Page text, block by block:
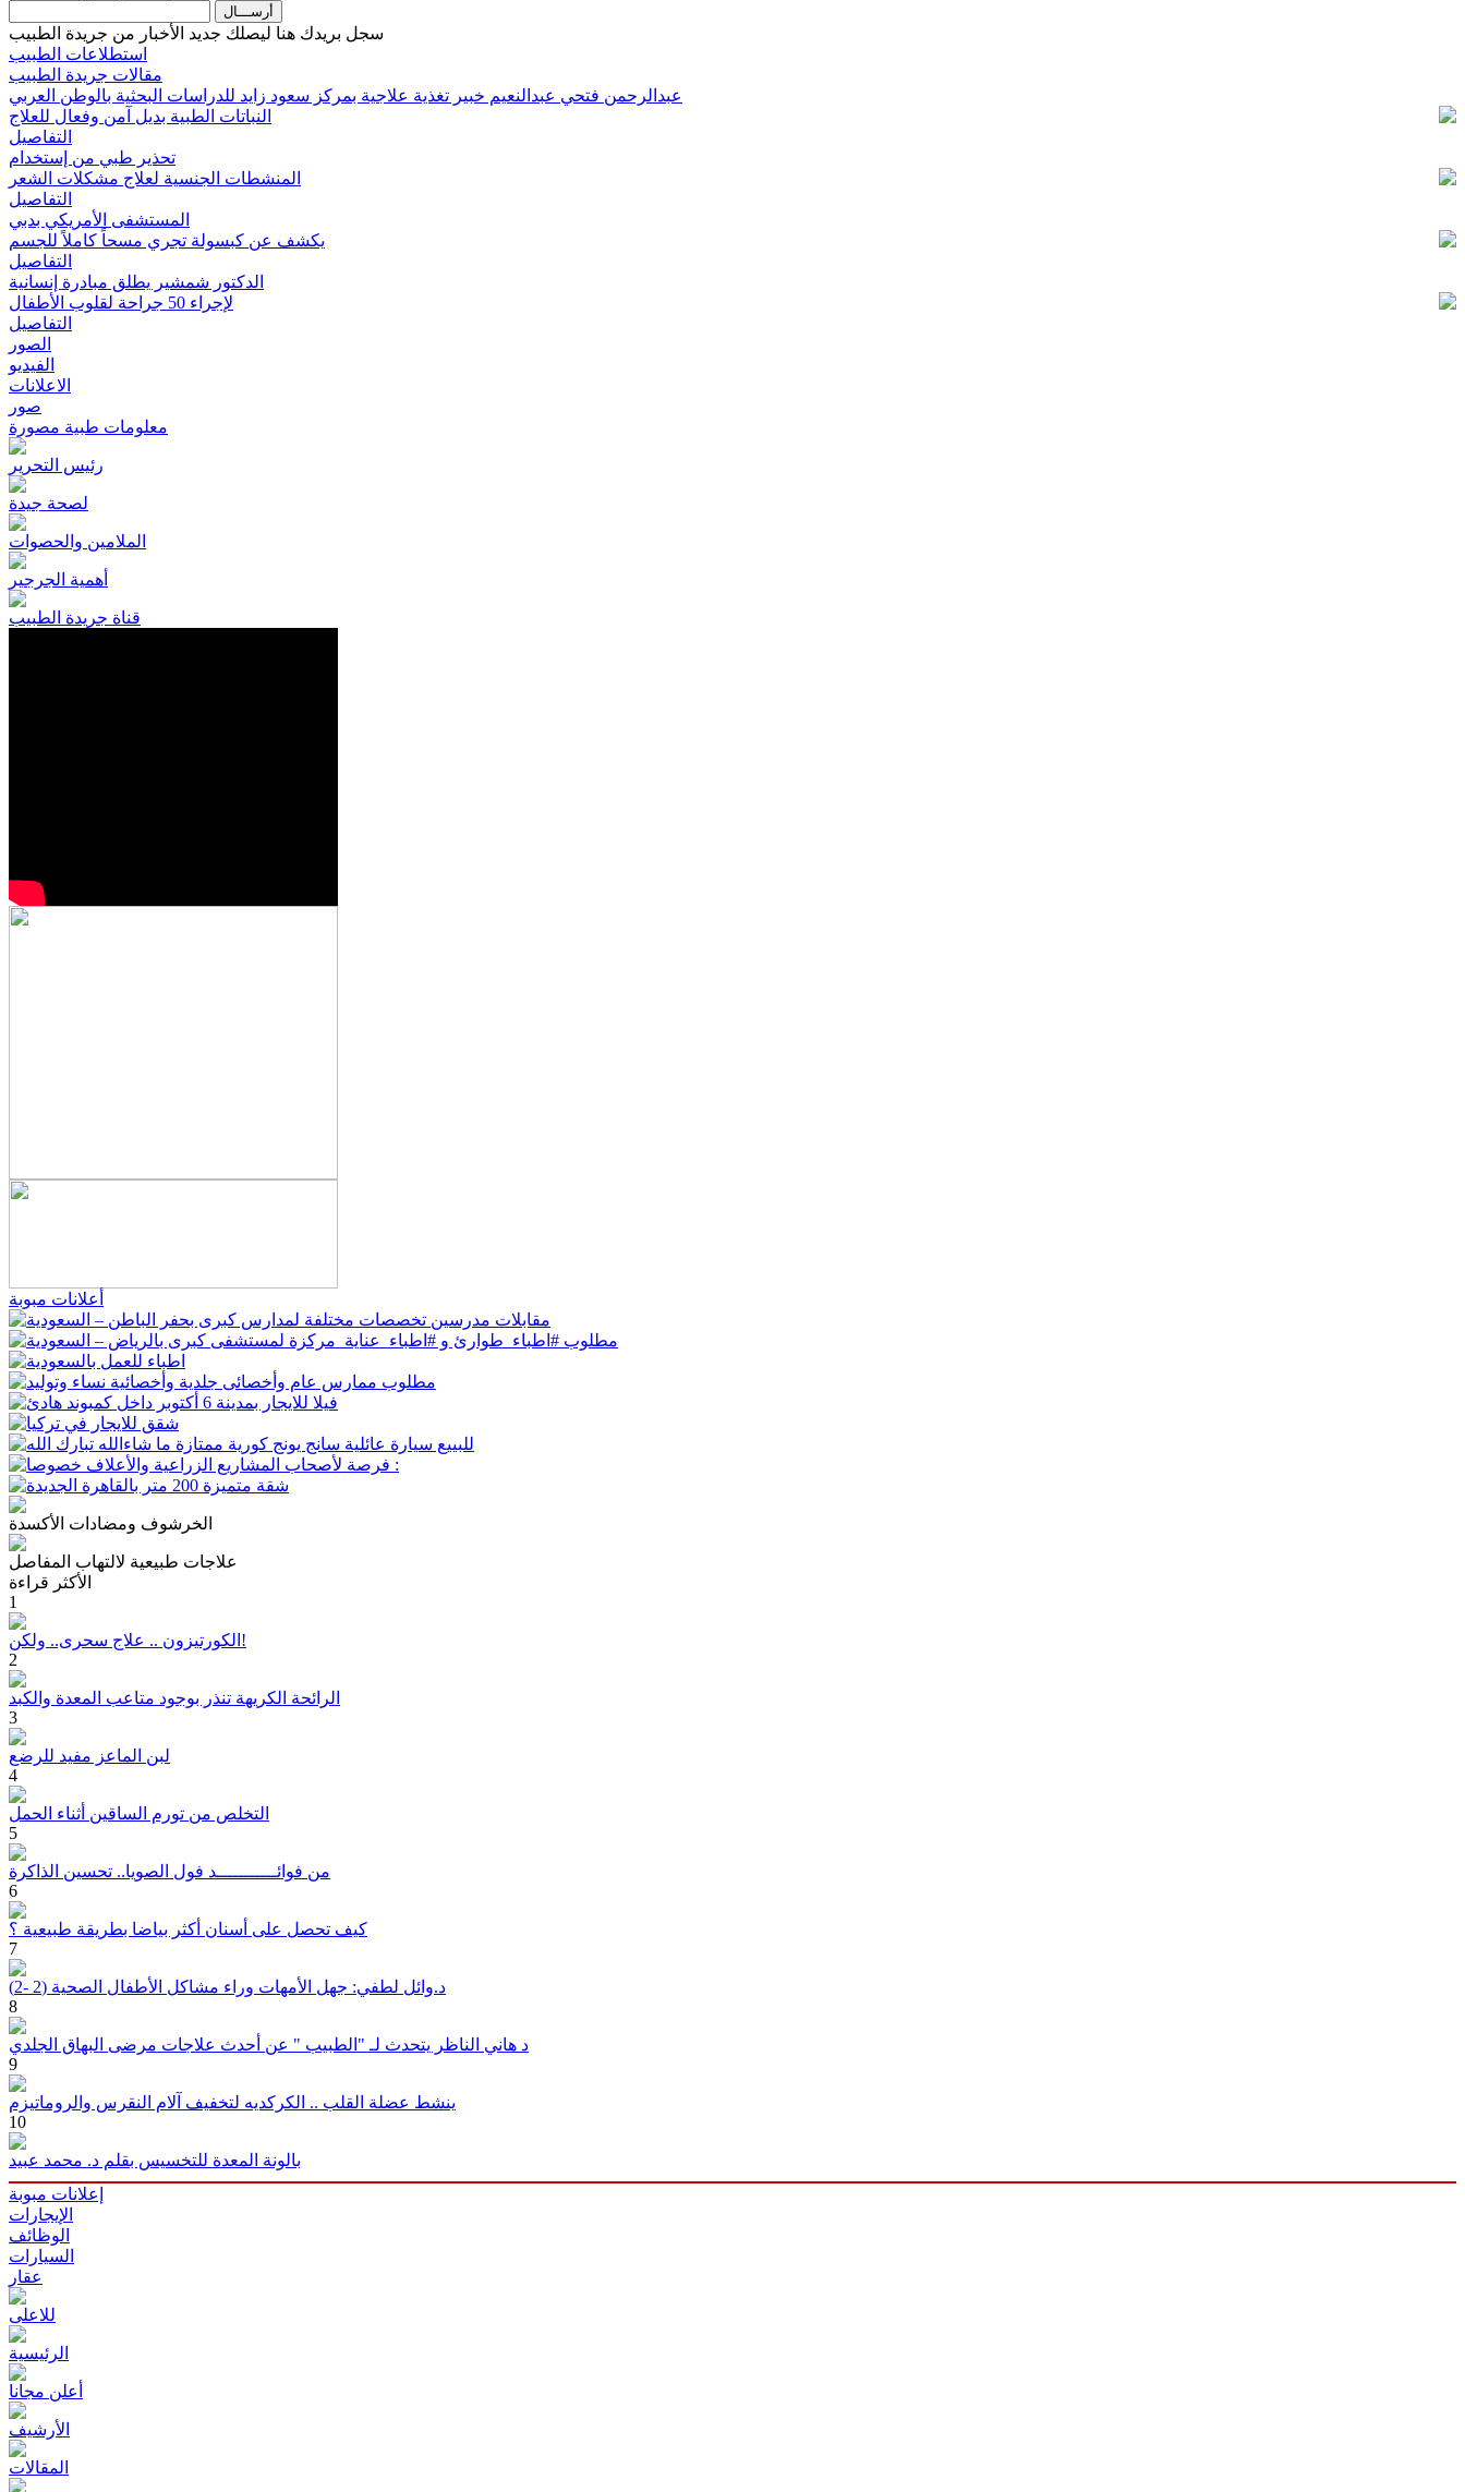
سجل بريدك هنا ليصلك جديد الأخبار من جريدة الطبيب
استطلاعات الطبيب
مقالات جريدة الطبيب
عبدالرحمن فتحي عبدالنعيم خبير تغذية علاجية بمركز سعود زايد للدراسات البحثية بالوطن العربي
النباتات الطبية بديل آمن وفعال للعلاج
التفاصيل
تحذير طبي من إستخدام
المنشطات الجنسية لعلاج مشكلات الشعر
التفاصيل
المستشفى الأمريكي بدبي
يكشف عن كبسولة تجري مسحاً كاملاً للجسم
التفاصيل
الدكتور شمشير يطلق مبادرة إنسانية
لإجراء 50 جراحة لقلوب الأطفال
التفاصيل
الصور
الفيديو
الاعلانات
صور
معلومات طبية مصورة
رئيس التحرير
لصحة جيدة
الملامين والحصوات
أهمية الجرجير
قناة جريدة الطبيب
أعلانات مبوبة
الخرشوف ومضادات الأكسدة
علاجات طبيعية لالتهاب المفاصل
الأكثر قراءة
1
الكورتيزون .. علاج سحرى.. ولكن!
2
الرائحة الكريهة تنذر بوجود متاعب المعدة والكبد
3
لبن الماعز مفيد للرضع
4
التخلص من تورم الساقين أثناء الحمل
5
من فوائـــــــــــد فول الصويا.. تحسين الذاكرة
6
كيف تحصل على أسنان أكثر بياضا بطريقة طبيعية ؟
7
د.وائل لطفي: جهل الأمهات وراء مشاكل الأطفال الصحية (2 -2)
8
د هاني الناظر يتحدث لـ "الطبيب " عن أحدث علاجات مرضى البهاق الجلدي
9
ينشط عضلة القلب .. الكركديه لتخفيف آلام النقرس والروماتيزم
10
بالونة المعدة للتخسيس بقلم د. محمد عبيد
إعلانات مبوبة
الإيجارات
الوظائف
السيارات
عقار
للاعلى
الرئيسية
أعلن مجانا
الأرشيف
المقالات